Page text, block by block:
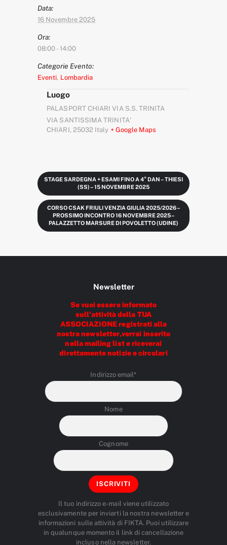
Data:
16 Novembre 2025
Ora:
08:00 - 14:00
Categorie Evento:
Eventi, Lombardia
Luogo
PALASPORT CHIARI VIA S.S. TRINITA
VIA SANTISSIMA TRINITA'
CHIARI, 25032 Italy + Google Maps
STAGE SARDEGNA + ESAMI FINO A 4° DAN – THIESI
(SS) – 15 NOVEMBRE 2025
CORSO CSAK FRIULI VENZIA GIULIA 2025/2026 –
PROSSIMO INCONTRO 16 NOVEMBRE 2025 –
PALAZZETTO MARSURE DI POVOLETTO (UDINE)
Newsletter
Se vuoi essere informato
sull’attività della TUA
ASSOCIAZIONE registrati alla
nostra newsletter,verrai inserito
nella mailing list e riceverai
direttamente notizie e circolari
Indirizzo email*
Nome
Cognome
Il tuo indirizzo e-mail viene utilizzato
esclusivamente per inviarti la nostra newsletter e
informazioni sulle attività di FIKTA. Puoi utilizzare
in qualunque momento il link di cancellazione
incluso nella newsletter.